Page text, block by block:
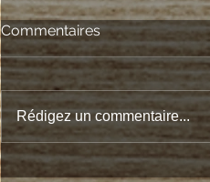
Commentaires
Rédigez un commentaire...